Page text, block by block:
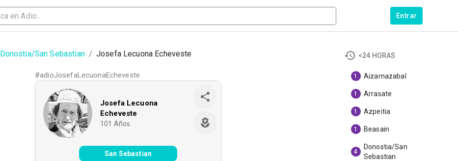
Entrar
Donostia/San Sebastian / Josefa Lecuona Echeveste
#adioJosefaLecuonaEcheveste
Josefa Lecuona
Echeveste
101 Años
San Sebastian
<24 HORAS
1 Aizarnazabal
1 Arrasate
1 Azpeitia
1 Beasain
4
Donostia/San
Sebastian